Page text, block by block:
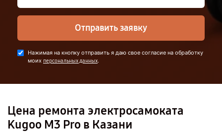
Отправить заявку
Нажимая на кнопку отправить я даю свое согласие на обработку
моих персональных данных.
Цена ремонта электросамоката
Kugoo M3 Pro в Казани